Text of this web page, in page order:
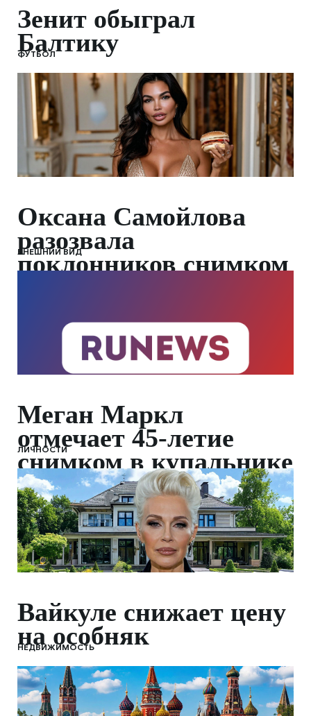
Зенит обыграл
Балтику
ФУТБОЛ
Оксана Самойлова
разозвала
поклонников снимком
ВНЕШНИЙ ВИД
Меган Маркл
отмечает 45-летие
снимком в купальнике
ЛИЧНОСТИ
Вайкуле снижает цену
на особняк
НЕДВИЖИМОСТЬ